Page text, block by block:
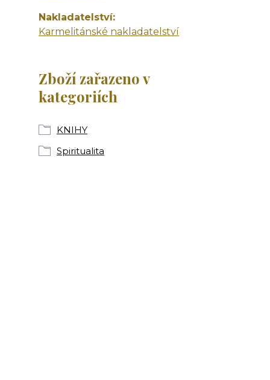
Nakladatelství
Karmelitánské nakladatelství
Zboží zařazeno v
kategoriích
KNIHY
Spiritualita